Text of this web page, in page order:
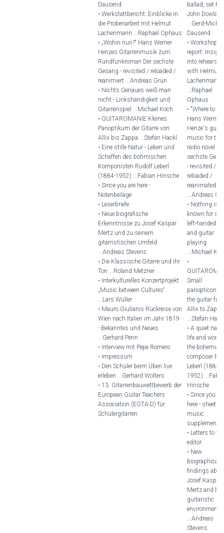
Dausend
• Werkstattbericht: Einblicke in
die Probenarbeit mit Helmut
Lachenmann ...Raphael Ophaus
• „Wohin nun?“ Hans Werner
Henzes Gitarrenmusik zum
Rundfunkroman Der sechste
Gesang - revisited / reloaded /
reanimiert ...Andreas Grün
• Nichts Genaues weiß man
nicht - Linkshändigkeit und
Gitarrenspiel ...Michael Koch
• GUITAROMANIE Kleines
Panoptikum der Gitarre von
Allix bis Zappa ...Stefan Hackl
• Eine stille Natur - Leben und
Schaffen des böhmischen
Komponisten Rudolf Leberl
(1884-1952) ...Fabian Hinsche
• Since you are here -
Notenbeilage
• Leserbriefe
• Neue biografische
Erkenntnisse zu Josef Kaspar
Mertz und zu seinem
gitarristischen Umfeld
...Andreas Stevens
• Die Klassische Gitarre und ihr
Ton ...Roland Metzner
• Interkulturelles Konzertprojekt
„Music between Cultures“
...Lars Wüller
• Mauro Giulianis Rückreise von
Wien nach Italien im Jahr 1819
- Bekanntes und Neues
...Gerhard Penn
• Interview mit Pepe Romero
• Impressum
• Den Schüler beim Üben live
erleben ...Gerhard Wolters
• 13. Gitarrenbauwettbewerb der
European Guitar Teachers
Association (EGTA-D) für
Schülergitarren
ballad, set by
John Dowland
...Gerd-
Dausend
• Workshop
report:
into
with Helmut
Lachenmann
...Raphael
Ophaus
• "Where to
Hans Werner
Henze's
music for the
radio novel
sechste
- revisited /
reloaded /
reanimated
...Andreas
• Nothing is
known for
left-
and guitar
playing
...Michael
•
Small
panopticon of
the guitar
Allix to Zappa
...Stefan Hackl
• A quiet
life and work
the bohemian
composer
Leberl (1884-
1952)
Hinsche
• Since you are
here - sheet
music
supplement
• Letters to the
editor
• New
biographical
findings
Josef Kaspar
Mertz and his
guitaristic
environment
...Andreas
Stevens